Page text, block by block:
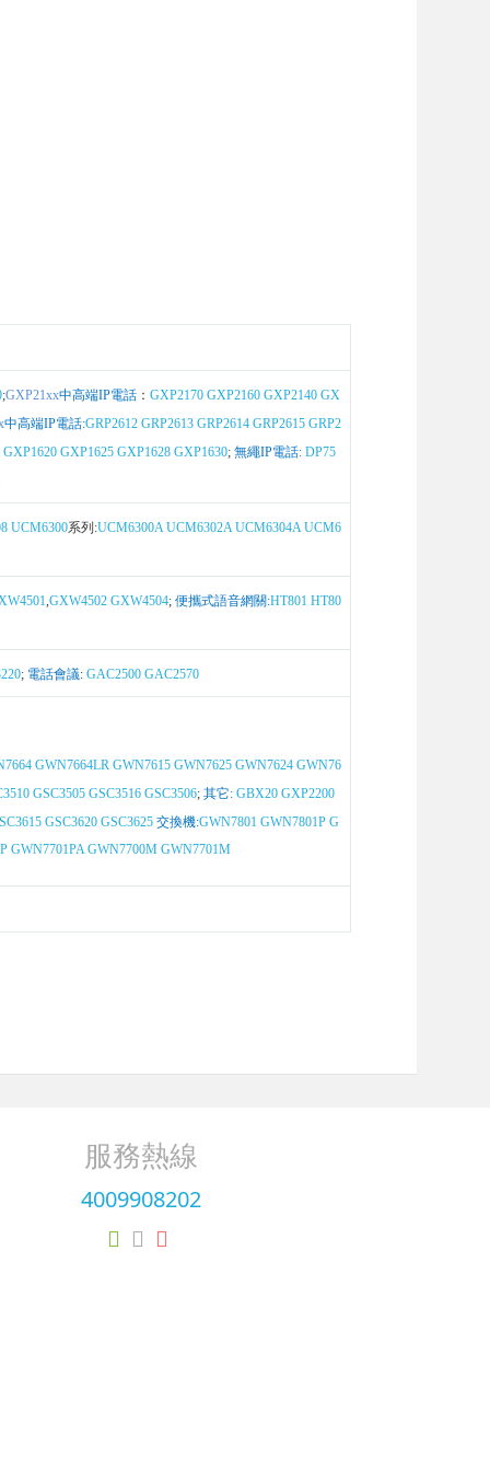
;GXP21xx中高端IP電話： GXP2170 GXP2160 GXP2140 GX
中高端IP電話:GRP2612 GRP2613 GRP2614 GRP2615 GRP2
GXP1620 GXP1625 GXP1628 GXP1630; 無繩IP電話: DP75
UCM6300系列:UCM6300A UCM6302A UCM6304A UCM6
,GXW4502 GXW4504; 便攜式語音網關:HT801 HT80
; 電話會議: GAC2500 GAC2570
GWN7664LR GWN7615 GWN7625 GWN7624 GWN76
GSC3505 GSC3516 GSC3506; 其它: GBX20 GXP2200
GSC3620 GSC3625 交換機:GWN7801 GWN7801P G
GWN7701PA GWN7700M GWN7701M
服務熱線
4009908202